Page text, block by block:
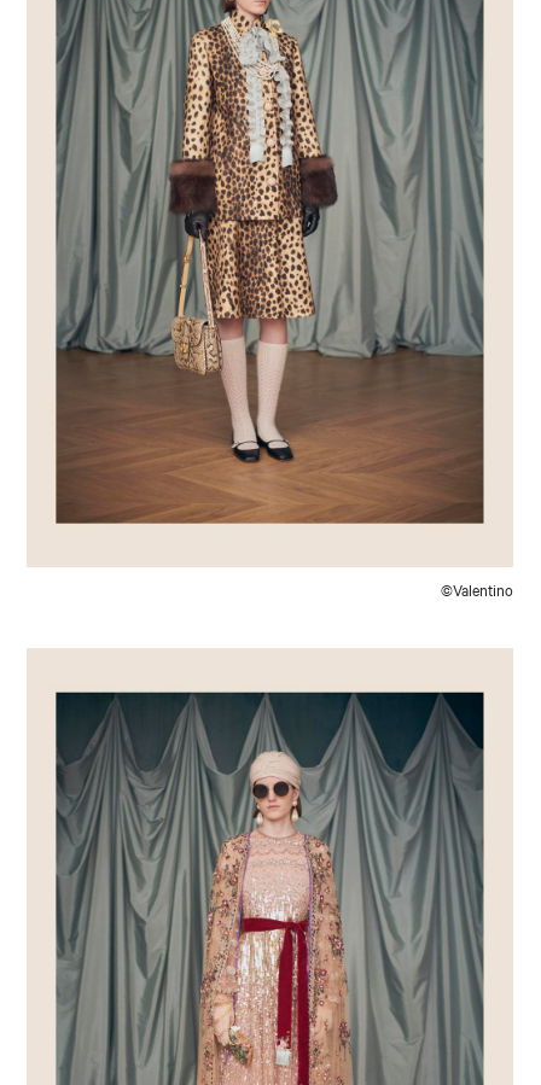
©Valentino